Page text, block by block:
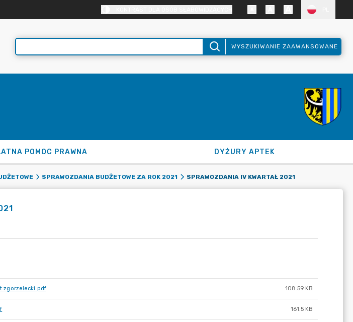
WYSZUKIWANIE ZAAWANSOWANE
POMOC PRAWNA DYŻURY APTEK
SPRAWOZDANIA BUDŻETOWE ZA ROK 2021 SPRAWOZDANIA IV KWARTAŁ 2021
zgorzelecki.pdf 108.59 KB
161.5 KB